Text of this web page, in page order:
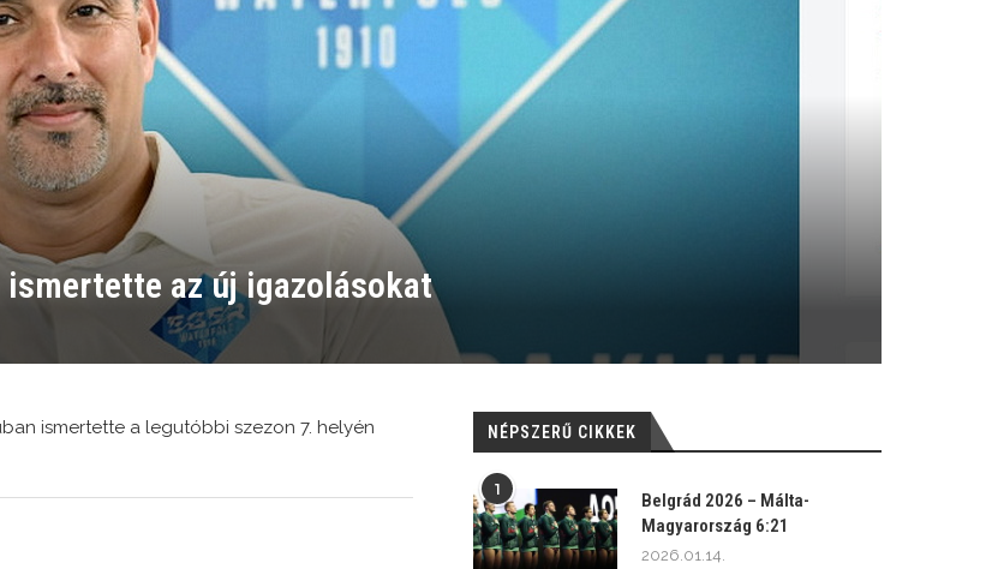
az új igazolásokat
ismertette a legutóbbi szezon 7. helyén
NÉPSZERŰ CIKKEK
1
Belgrád 2026 – Málta-
Magyarország 6:21
2026.01.14.